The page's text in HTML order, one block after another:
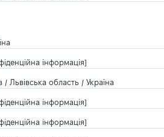
інформація]
/ Львівська область / Україна
інформація]
інформація]